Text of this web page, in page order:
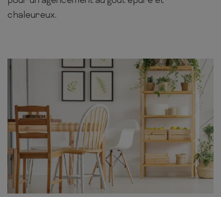
chaleureux.